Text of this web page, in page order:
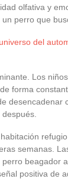
olfativa y
perro que
del
Los
forma
desencadenar
semanas.
beagador
positiva de